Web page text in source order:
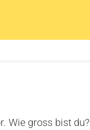
Wie gross bist du?